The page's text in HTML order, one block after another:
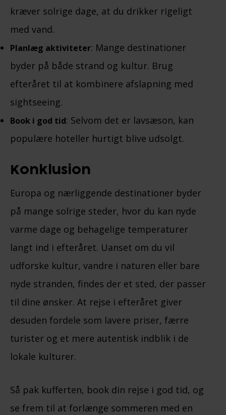
kræver solrige dage, at du drikker rigeligt
med vand.
Planlæg aktiviteter: Mange destinationer
byder på både strand og kultur. Brug
efteråret til at kombinere afslapning med
sightseeing.
Book i god tid: Selvom det er lavsæson, kan
populære hoteller hurtigt blive udsolgt.
Konklusion
Europa og nærliggende destinationer byder
på mange solrige steder, hvor du kan nyde
varme dage og behagelige temperaturer
langt ind i efteråret. Uanset om du vil
udforske kultur, vandre i naturen eller bare
nyde stranden, findes der et sted, der passer
til dine ønsker. At rejse i efteråret giver
desuden fordele som lavere priser, færre
turister og et mere autentisk indblik i de
lokale kulturer.
Så pak kufferten, book din rejse i god tid, og
se frem til at forlænge sommeren med en